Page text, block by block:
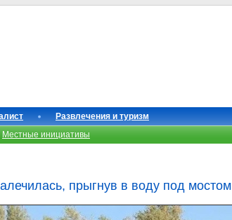
Развлечения и туризм
Местные инициативы
прыгнув в воду под мостом